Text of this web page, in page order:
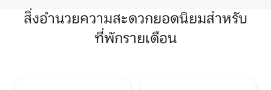
สิ่งอำนวยความสะดวกยอดนิยมสำหรับ
ที่พักรายเดือน